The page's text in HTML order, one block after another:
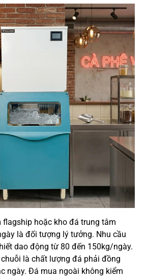
flagship hoặc kho đá trung tâm
là đối tượng lý tưởng. Nhu cầu
dao động từ 80 đến 150kg/ngày.
là chất lượng đá phải đồng
ngày. Đá mua ngoài không kiểm